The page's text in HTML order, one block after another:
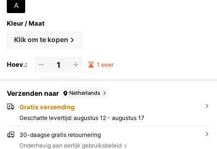
A
Kleur / Maat
Klik om te kopen
Hoev.: 1 over
Verzenden naar Netherlands
Gratis verzending
Geschatte levertijd: augustus 12 - augustus 17
30-daagse gratis retournering
Onderhevig aan eerlijk gebruiksbeleid